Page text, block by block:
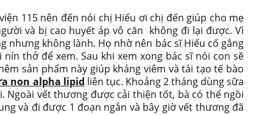
115 nên đến nói chị Hiếu ơi chị đến giúp cho mẹ
và bị cao huyết áp vô căn không đi lại được. Vì
nhưng không lành. Họ nhờ nên bác sĩ Hiếu cố gắng
thở để xem. Sau khi xem xong bác sĩ nói con sẽ
sản phẩm này giúp kháng viêm và tái tạo tế bào
non alpha lipid liên tục. Khoảng 2 tháng dùng sữa
vết thương được cải thiện tốt, bà có thể ngồi
và đi được 1 đoạn ngắn và bây giờ vết thương đã